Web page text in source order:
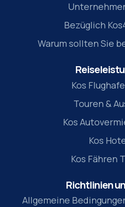
Bezüglich
Warum sollten Sie
Kos
Touren &
Kos
Kos
Kos Fähren
Richtlinien
Allgemeine